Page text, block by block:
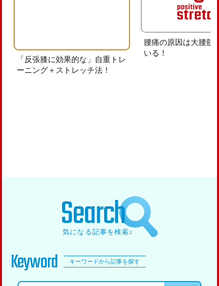
「反張膝に効果的な」自重トレ
ーニング＋ストレッチ法！
腰痛の原因は大腰筋
いる！
Search
気になる記事を検索♪
Keyword キーワードから記事を探す